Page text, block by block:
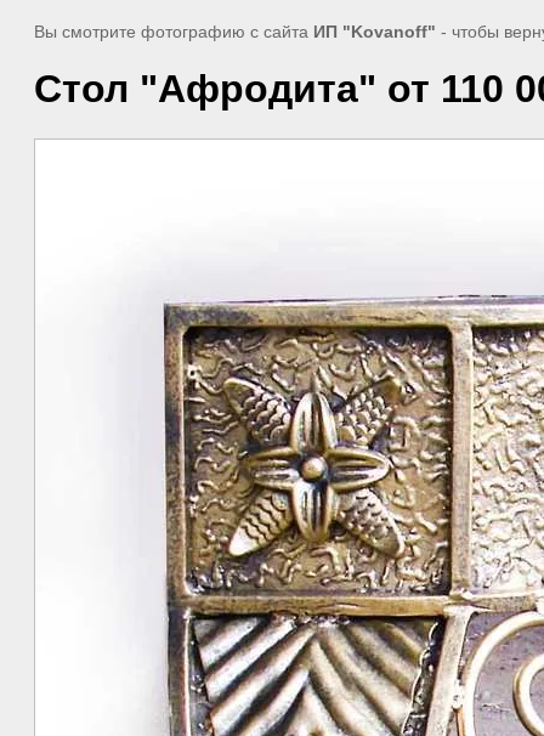
Вы смотрите фотографию с сайта ИП "Kovanoff" - чтобы
Стол "Афродита" от 110